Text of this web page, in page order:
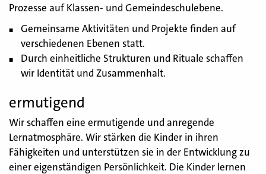
Prozesse auf Klassen- und Gemeindeschulebene.
Gemeinsame Aktivitäten und Projekte finden auf
verschiedenen Ebenen statt.
Durch einheitliche Strukturen und Rituale schaffen
wir Identität und Zusammenhalt.
ermutigend
Wir schaffen eine ermutigende und anregende
Lernatmosphäre. Wir stärken die Kinder in ihren
Fähigkeiten und unterstützen sie in der Entwicklung zu
einer eigenständigen Persönlichkeit. Die Kinder lernen